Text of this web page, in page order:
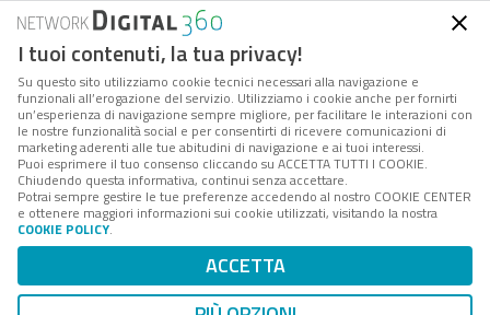
Forumpa.itè una pubblicazione telematica iscritta
presso Registro della stampa del Tribunale di Roma -
Reg. n. 182 del 2 maggio 2008 - Direttore resp. Michela
Stentella
FPA s.r.l. è società soggetta a Direzione e
Coordinamento da parte di Digital360 S.p.A. - FPA s.r.l.
è un'azienda certificata per il sistema di management
Codice Fiscale/Partita IVA n. 10693191008 - R.E.A. Roma
n. 1249791. ISP AWS
I tuoi contenuti, la tua privacy!
Su questo sito utilizziamo cookie tecnici necessari alla navigazione e
funzionali all’erogazione del servizio. Utilizziamo i cookie anche per fornirti
un’esperienza di navigazione sempre migliore, per facilitare le interazioni con
le nostre funzionalità social e per consentirti di ricevere comunicazioni di
marketing aderenti alle tue abitudini di navigazione e ai tuoi interessi.
Puoi esprimere il tuo consenso cliccando su ACCETTA TUTTI I COOKIE.
Chiudendo questa informativa, continui senza accettare.
Potrai sempre gestire le tue preferenze accedendo al nostro COOKIE CENTER
e ottenere maggiori informazioni sui cookie utilizzati, visitando la nostra
COOKIE POLICY.
ACCETTA